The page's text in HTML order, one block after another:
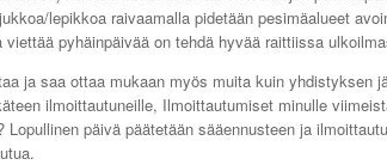
lepikkoa raivaamalla pidetään pesimäalueet
pyhäinpäivää on tehdä hyvää raittiissa
ja saa ottaa mukaan myös muita kuin yhdistyksen
ilmoittautuneille, Ilmoittautumiset minulle
päivä päätetään sääennusteen ja